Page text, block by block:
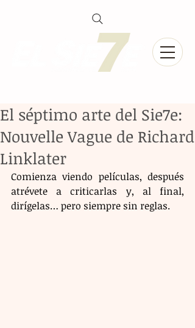
El séptimo arte del Sie7e:
Nouvelle Vague de Richard
Linklater
Comienza viendo películas, después
atrévete a criticarlas y, al final,
dirígelas… pero siempre sin reglas.